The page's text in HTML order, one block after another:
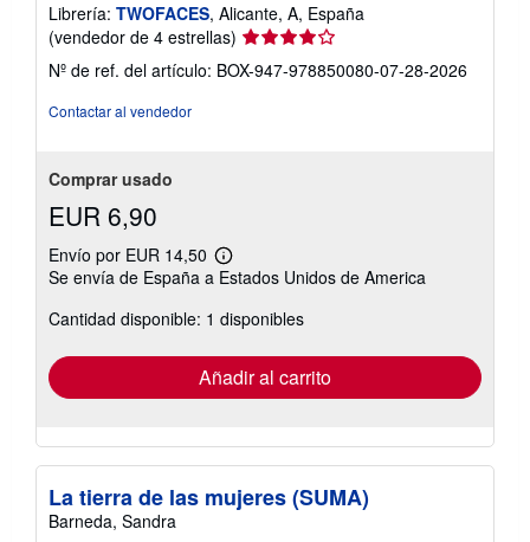
Librería: TWOFACES, Alicante, A, España
(vendedor de 4 estrellas) Calificación
del
vendedor:
Nº de ref. del artículo: BOX-947-978850080-07-28-2026
Contactar al vendedor
Comprar usado
EUR 6,90
Envío por EUR 14,50
Más
información
las
tarifas
envío
Se envía de España a Estados Unidos de America
Cantidad disponible: 1 disponibles
Añadir al carrito
La tierra de las mujeres (SUMA)
Barneda, Sandra